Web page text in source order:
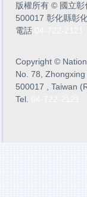
版權所有 © 國立
500017 彰化縣彰
電話
Copyright ©
No. 78,
500017 , Taiwan
Tel.